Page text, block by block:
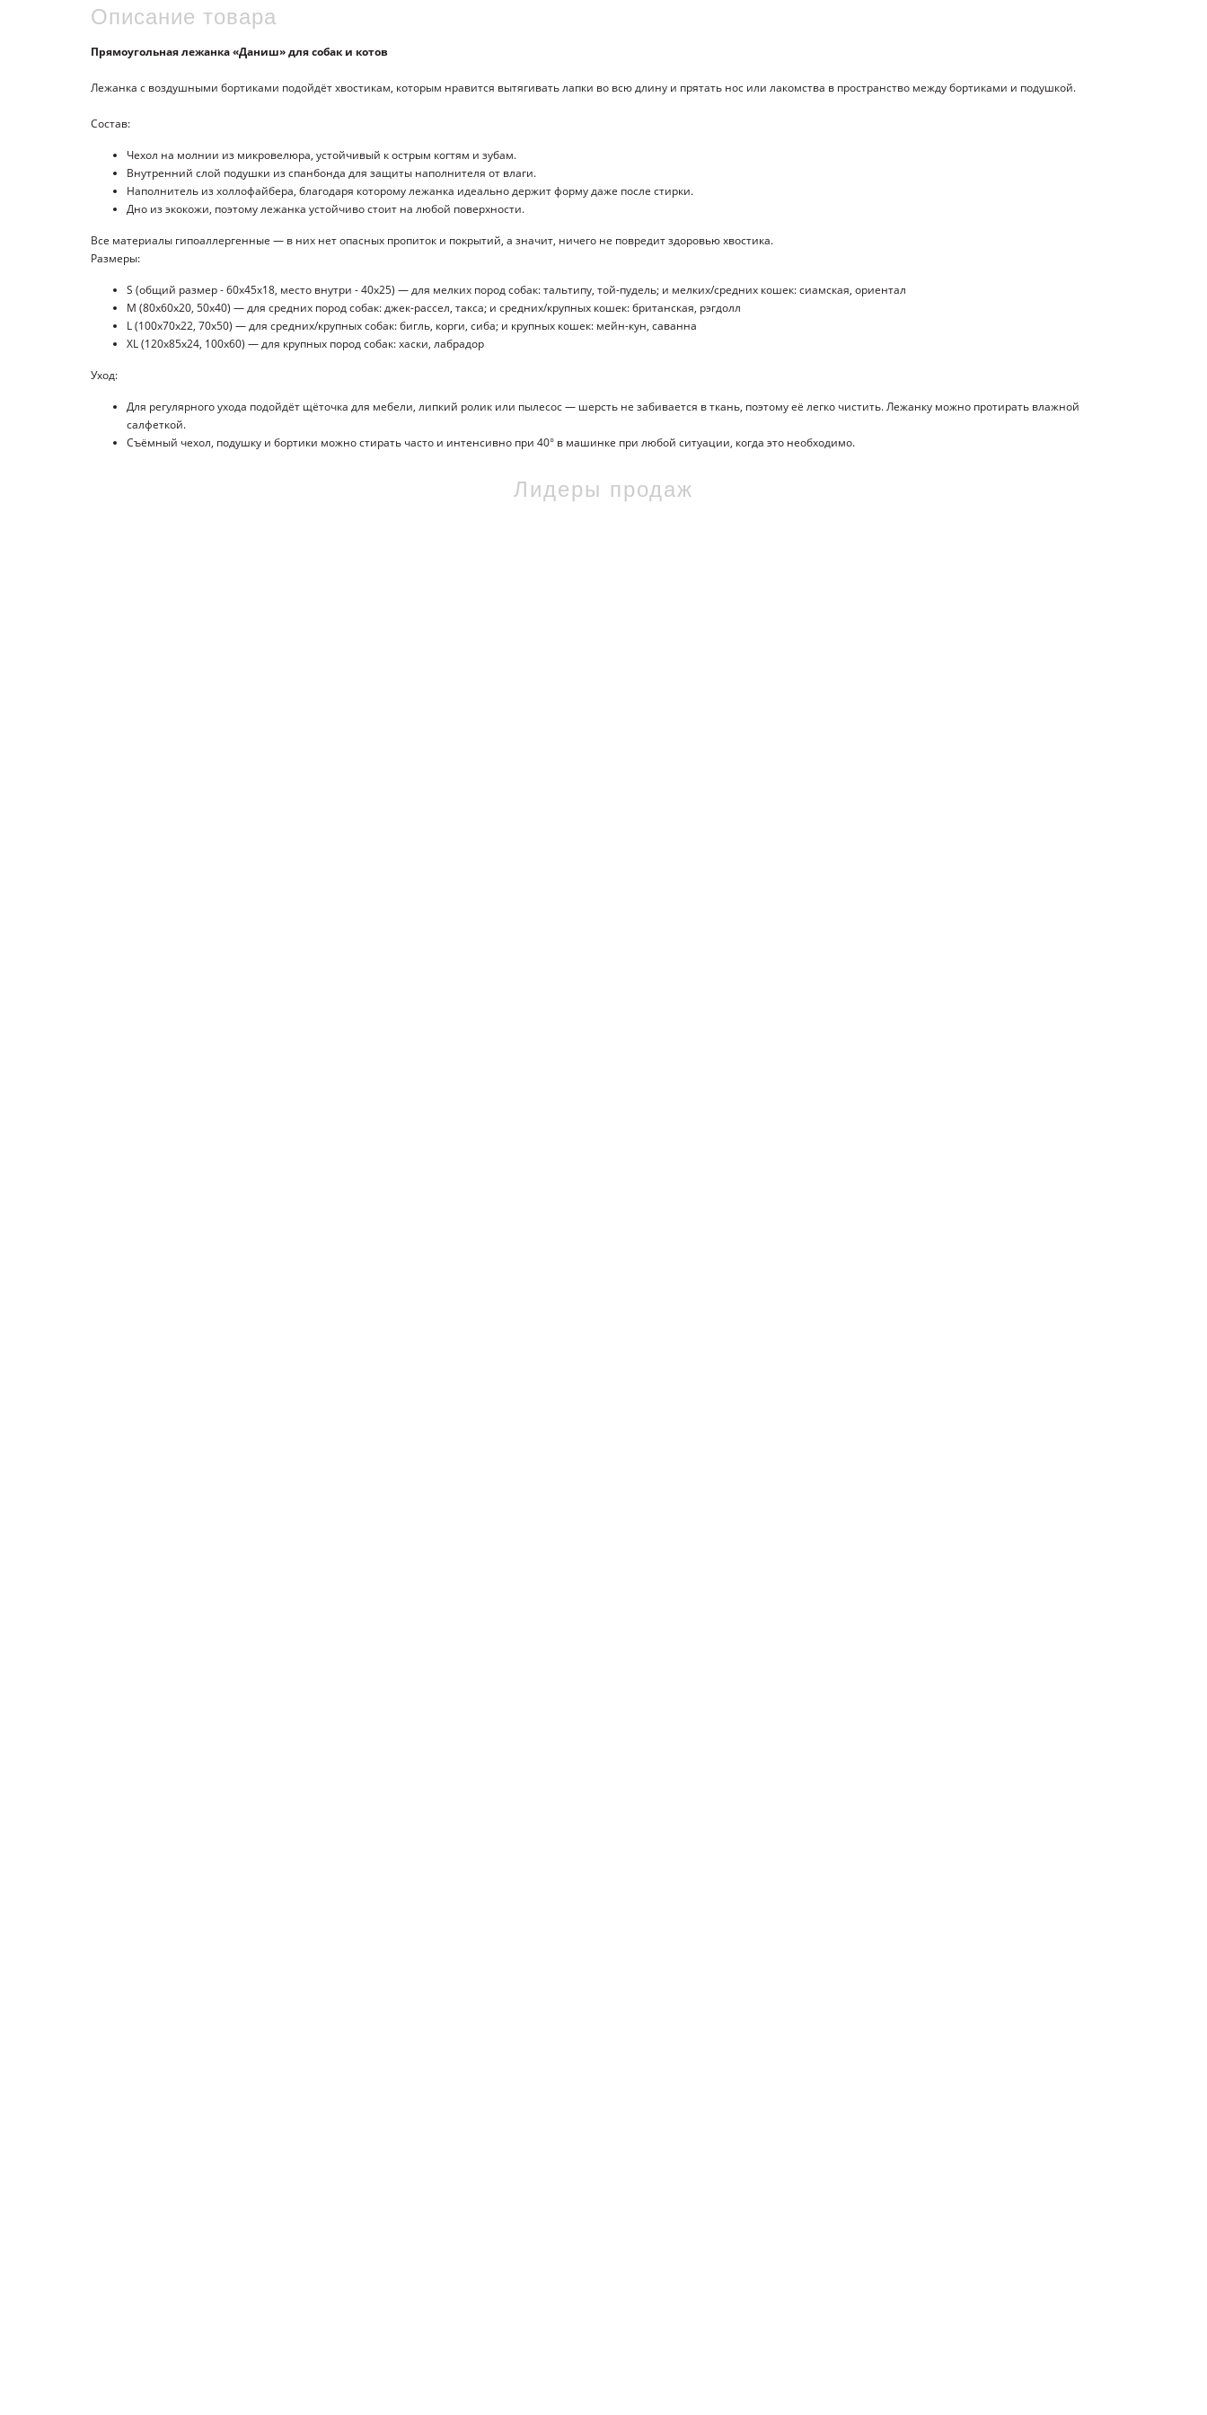
Описание товара
Прямоугольная лежанка «Даниш»для собак и котов
Лежанка с воздушными бортиками подойдёт хвостикам, которым нравится вытягивать лапки во всю длину и прятать нос или лакомства в пространство между бортиками и подушкой.
Состав:
Чехол на молнии из микровелюра, устойчивый к острым когтям и зубам.
Внутренний слой подушки из спанбонда для защиты наполнителя от влаги.
Наполнитель из холлофайбера, благодаря которому лежанка идеально держит форму даже после стирки.
Дно из экокожи, поэтому лежанка устойчиво стоит на любой поверхности.
Все материалы гипоаллергенные — в них нет опасных пропиток и покрытий, а значит, ничего не повредит здоровью хвостика.
Размеры:
S (общий размер - 60x45x18, место внутри - 40х25) — для мелких пород собак: тальтипу, той-пудель; и мелких/средних кошек: сиамская, ориентал
M (80x60x20, 50х40) — для средних пород собак: джек-рассел, такса; и средних/крупных кошек: британская, рэгдолл
L (100x70x22, 70х50) — для средних/крупных собак: бигль, корги, сиба; и крупных кошек: мейн-кун, саванна
XL (120x85x24, 100х60) — для крупных пород собак: хаски, лабрадор
Уход:
Для регулярного ухода подойдёт щёточка для мебели, липкий ролик или пылесос — шерсть не забивается в ткань, поэтому её легко чистить. Лежанку можно протирать влажной
салфеткой.
Съёмный чехол, подушку и бортики можно стирать часто и интенсивно при 40° в машинке при любой ситуации, когда это необходимо.
Лидеры продаж